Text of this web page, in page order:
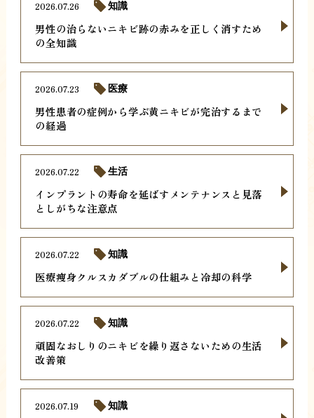
男性の治らないニキビ跡の赤みを正しく消すため
の全知識
2026.07.26 知識
男性患者の症例から学ぶ黄ニキビが完治するまで
の経過
2026.07.23 医療
インプラントの寿命を延ばすメンテナンスと見落
としがちな注意点
2026.07.22 生活
医療痩身クルスカダブルの仕組みと冷却の科学
2026.07.22 知識
頑固なおしりのニキビを繰り返さないための生活
改善策
2026.07.22 知識
2026.07.19 知識